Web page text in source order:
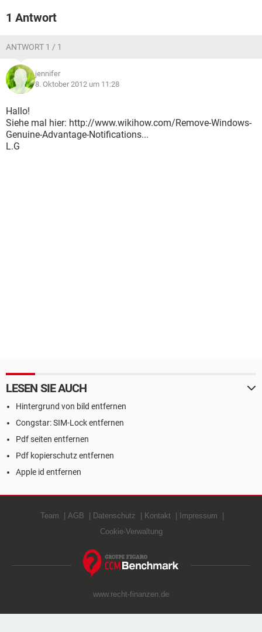
1 Antwort
ANTWORT 1 / 1
jennifer
8. Oktober 2012 um 11:28
Hallo!
Siehe mal hier: http://www.wikihow.com/Remove-Windows-
Genuine-Advantage-Notifications...
L.G
LESEN SIE AUCH
Hintergrund von bild entfernen
Congstar: SIM-Lock entfernen
Pdf seiten entfernen
Pdf kopierschutz entfernen
Apple id entfernen
Team AGB Datenschutz Kontakt
Impressum
Cookie-Verwaltung
www.recht-finanzen.de